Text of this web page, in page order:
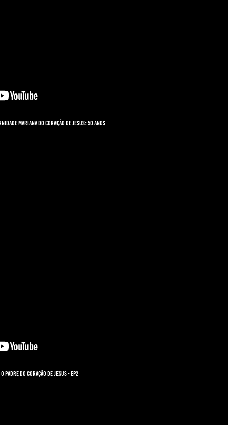
Mariana do Coração de Jesus: 50 anos
O Padre do Coração de Jesus - ep2